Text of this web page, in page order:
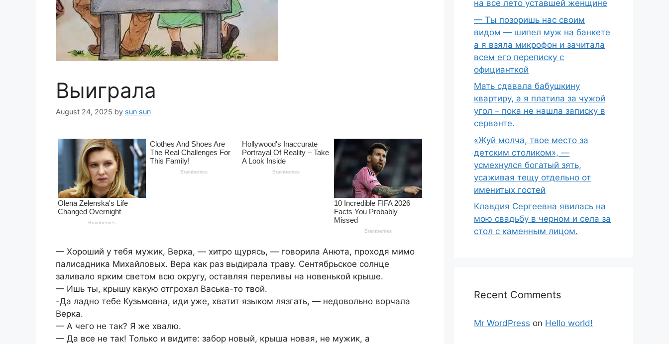
Выиграла
August 24, 2025 by sun sun
— Хороший у тебя мужик, Верка, — хитро щурясь, — говорила Анюта, проходя мимо
палисадника Михайловых. Вера как раз выдирала траву. Сентябрьское солнце
заливало ярким светом всю округу, оставляя переливы на новенькой крыше.
— Ишь ты, крышу какую отгрохал Васька-то твой.
-Да ладно тебе Кузьмовна, иди уже, хватит языком лязгать, — недовольно ворчала
Верка.
— А чего не так? Я же хвалю.
— Да все не так! Только и видите: забор новый, крыша новая, не мужик, а
на все лето уставшей женщине
— Ты позоришь нас своим
видом — шипел муж на банкете
а я взяла микрофон и зачитала
всем его переписку с
официанткой
Мать сдавала бабушкину
квартиру, а я платила за чужой
угол – пока не нашла записку в
серванте.
«Жуй молча, твое место за
детским столиком», —
усмехнулся богатый зять,
усаживая тещу отдельно от
именитых гостей
Клавдия Сергеевна явилась на
мою свадьбу в черном и села за
стол с каменным лицом.
Recent Comments
Mr WordPress on Hello world!